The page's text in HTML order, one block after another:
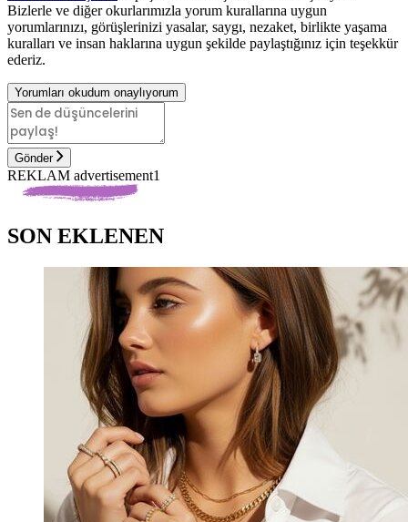
Bizlerle ve diğer okurlarımızla yorum kurallarına uygun
yorumlarınızı, görüşlerinizi yasalar, saygı, nezaket, birlikte yaşama
kuralları ve insan haklarına uygun şekilde paylaştığınız için teşekkür
ederiz.
Yorumları okudum onaylıyorum
Gönder
REKLAM advertisement1
SON EKLENEN